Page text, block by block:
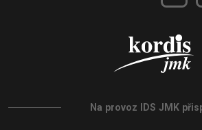
Na provoz IDS JMK